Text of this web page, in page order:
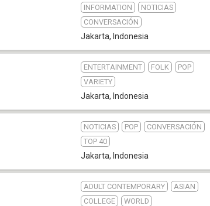
INFORMATION
NOTICIAS
CONVERSACIÓN
Jakarta, Indonesia
ENTERTAINMENT FOLK
POP
VARIETY
Jakarta, Indonesia
NOTICIAS POP
CONVERSACIÓN
TOP 40
Jakarta, Indonesia
ADULT CONTEMPORARY
ASIAN
COLLEGE
WORLD